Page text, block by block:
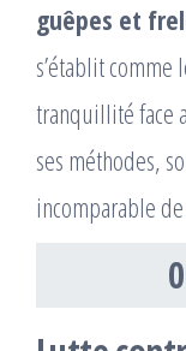
guêpes et
s’établit comme
tranquillité face
ses méthodes,
incomparable